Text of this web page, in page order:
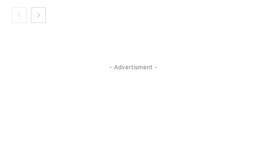
- Advertisment -